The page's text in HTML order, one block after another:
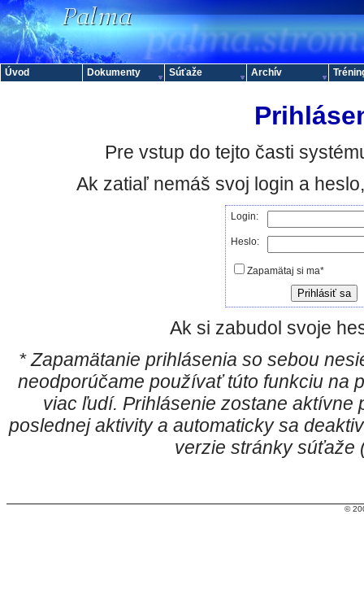
Pre vstup do tejto časti
Ak zatiaľ nemáš svoj login a
Login:
Heslo:
Zapamätaj si ma*
Ak si zabudol svoje
* Zapamätanie prihlásenia so sebou
neodporúčame používať túto funkciu na
viac ľudí. Prihlásenie zostane aktívne
poslednej aktivity a automaticky sa
verzie stránky súťaže
©
Úvod Dokumenty Súťaže Archív